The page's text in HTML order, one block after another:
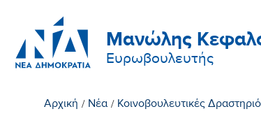
Μανώλης
Ευρωβουλευτής
Αρχική / Νέα / Κοινοβουλευτικές